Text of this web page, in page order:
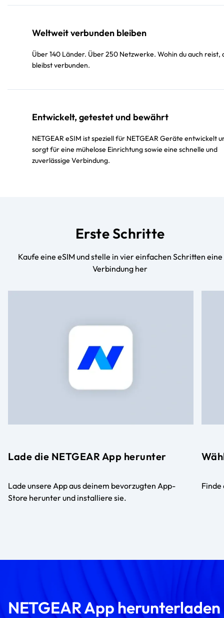
Weltweit verbunden bleiben
Über 140 Länder. Über 250 Netzwerke. Wohin du auch reist,
bleibst verbunden.
Entwickelt, getestet und bewährt
NETGEAR eSIM ist speziell für NETGEAR Geräte entwickelt
sorgt für eine mühelose Einrichtung sowie eine schnelle und
zuverlässige Verbindung.
Erste Schritte
Kaufe eine eSIM und stelle in vier einfachen Schritten eine
Verbindung her
Lade die NETGEAR App herunter
Lade unsere App aus deinem bevorzugten App-
Store herunter und installiere sie.
NETGEAR App herunterladen